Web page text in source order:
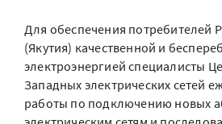
Для обеспечения потребителей
(Якутия) качественной и
электроэнергией специалисты
Западных электрических сетей
работы по подключению новых